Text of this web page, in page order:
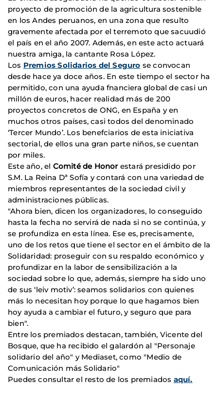
proyecto de promoción de la agricultura sostenible
en los Andes peruanos, en una zona que resulto
gravemente afectada por el terremoto que sacuudió
el país en el año 2007. Además, en este acto actuará
nuestra amiga, la cantante Rosa López.
Los Premios Solidarios del Seguro se convocan
desde hace ya doce años. En este tiempo el sector ha
permitido, con una ayuda fnanciera global de casi un
millón de euros, hacer realidad más de 200
proyectos concretos de ONG, en España y en
muchos otros países, casi todos del denominado
‘Tercer Mundo’. Los benefciarios de esta iniciativa
sectorial, de ellos una gran parte niños, se cuentan
por miles.
Este año, el Comité de Honorestará presidido por
S.M. La Reina Dª Sofía y contará con una variedad de
miembros representantes de la sociedad civil y
administraciones públicas.
"Ahora bien, dicen los organizadores, lo conseguido
hasta la fecha no servirá de nada si no se continúa, y
se profundiza en esta línea. Ese es, precisamente,
uno de los retos que tiene el sector en el ámbito de la
Solidaridad: proseguir con su respaldo económico y
profundizar en la labor de sensibilización a la
sociedad sobre lo que, además, siempre ha sido uno
de sus ‘leiv motiv’: seamos solidarios con quienes
más lo necesitan hoy porque lo que hagamos bien
hoy ayuda a cambiar el futuro, y seguro que para
bien".
Entre los premiados destacan, también, Vicente del
Bosque, que ha recibido el galardón al "Personaje
solidario del año" y Mediaset, como "Medio de
Comunicación más Solidario"
Puedes consultar el resto de los premiados aquí.